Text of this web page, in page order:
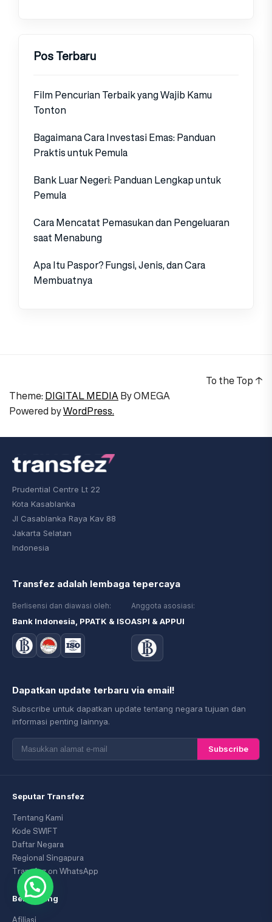
Pos Terbaru
Film Pencurian Terbaik yang Wajib Kamu
Tonton
Bagaimana Cara Investasi Emas: Panduan
Praktis untuk Pemula
Bank Luar Negeri: Panduan Lengkap untuk
Pemula
Cara Mencatat Pemasukan dan Pengeluaran
saat Menabung
Apa Itu Paspor? Fungsi, Jenis, dan Cara
Membuatnya
Theme: DIGITAL MEDIAByOMEGA
Powered byWordPress.
To the Top ↑
Prudential Centre Lt 22
Kota Kasablanka
Jl Casablanka Raya Kav 88
Jakarta Selatan
Indonesia
Transfez adalah lembaga tepercaya
Berlisensi dan diawasi oleh:
Bank Indonesia, PPATK & ISO
Anggota asosiasi:
ASPI & APPUI
Dapatkan update terbaru via email!
Subscribe untuk dapatkan update tentang negara tujuan dan
informasi penting lainnya.
Subscribe
Seputar Transfez
Tentang Kami
Kode SWIFT
Daftar Negara
Regional Singapura
Transfez on WhatsApp
Bergabung